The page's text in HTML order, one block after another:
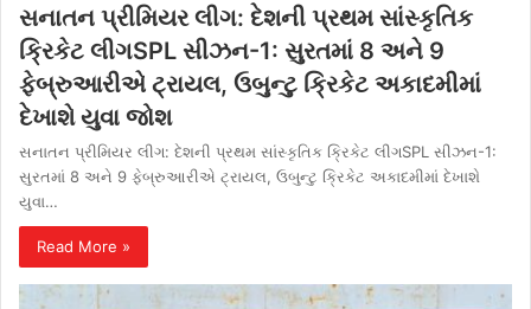
સનાતન પ્રીમિયર લીગ: દેશની પ્રથમ સાંસ્કૃતિક
ક્રિકેટ લીગSPL સીઝન-1: સુરતમાં 8 અને 9
ફેબ્રુઆરીએ ટ્રાયલ, ઉબુન્ટુ ક્રિકેટ અકાદમીમાં
દેખાશે યુવા જોશ
સનાતન પ્રીમિયર લીગ: દેશની પ્રથમ સાંસ્કૃતિક ક્રિકેટ લીગSPL સીઝન-1:
સુરતમાં 8 અને 9 ફેબ્રુઆરીએ ટ્રાયલ, ઉબુન્ટુ ક્રિકેટ અકાદમીમાં દેખાશે
યુવા…
Read More »